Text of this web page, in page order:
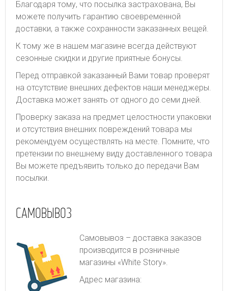
Благодаря тому, что посылка застрахована, Вы
можете получить гарантию своевременной
доставки, а также сохранности заказанных вещей.
К тому же в нашем магазине всегда действуют
сезонные скидки и другие приятные бонусы.
Перед отправкой заказанный Вами товар проверят
на отсутствие внешних дефектов наши менеджеры.
Доставка может занять от одного до семи дней.
Проверку заказа на предмет целостности упаковки
и отсутствия внешних повреждений товара мы
рекомендуем осуществлять на месте. Помните, что
претензии по внешнему виду доставленного товара
Вы можете предъявить только до передачи Вам
посылки.
САМОВЫВОЗ
Самовывоз – доставка заказов
производится в розничные
магазины «White Story».
Адрес магазина: